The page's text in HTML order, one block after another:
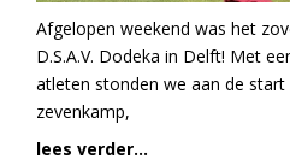
Afgelopen weekend was het
D.S.A.V. Dodeka in Delft! Met
atleten stonden we aan de
zevenkamp,
lees verder...